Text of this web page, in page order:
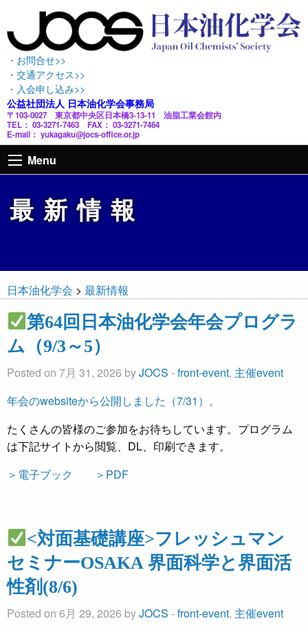
・お問合せ>>
・交通アクセス>>
・入会申し込み>>
公益社団法人 日本油化学会事務局
〒103-0027 東京都中央区日本橋3-13-11 油脂工業会館内
TEL： 03-3271-7463 FAX： 03-3271-7464
E-mail： yukagaku@jocs-office.or.jp
Menu
最新情報
日本油化学会 > 最新情報
第64回日本油化学会年会プログラ
ム（9/3～5）
Posted on 7月 31, 2026 byJOCS -front-event, 主催event
年会のwebsiteから公開しました（7/31）。
たくさんの皆様のご参加をお待ちしています。プログラム
は下記サイトから閲覧、DL、印刷できます。
＞電子ブック
＞PDF
<対面基礎講座>フレッシュマン
セミナーOSAKA 界面科学と界面活
性剤(8/6)
Posted on 6月 29, 2026 byJOCS -front-event, 主催event